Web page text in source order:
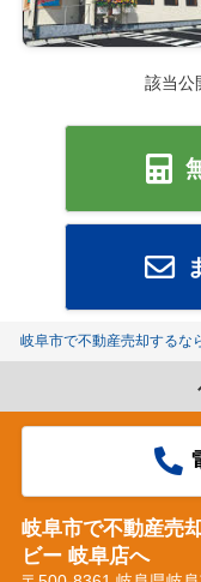
該当公
岐阜市で不動産売却するな
岐阜市で不動産売
ビー 岐阜店へ